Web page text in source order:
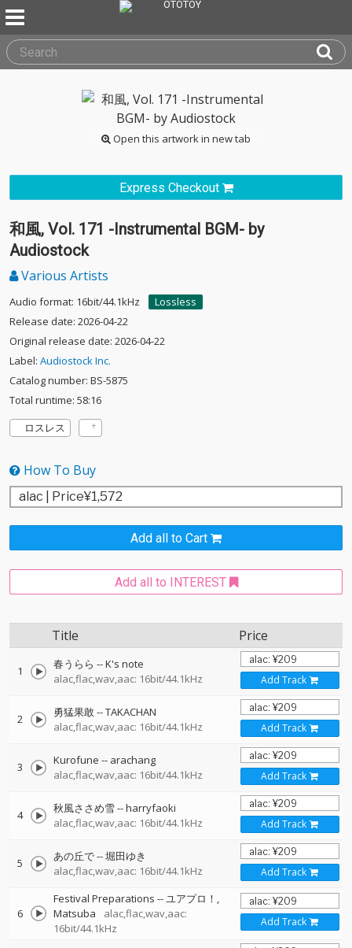
Open this artwork in new tab
Express Checkout
和風, Vol. 171 -Instrumental BGM- by
Audiostock
Various Artists
Audio format: 16bit/44.1kHz
Lossless
Release date: 2026-04-22
Original release date: 2026-04-22
Label: Audiostock Inc.
Catalog number: BS-5875
Total runtime: 58:16
ロスレス
How To Buy
Add all to Cart
Add all to INTEREST
Title Price
1 春うらら --K's note
alac,flac,wav,aac: 16bit/44.1kHz
Add Track
2 勇猛果敢--TAKACHAN
alac,flac,wav,aac: 16bit/44.1kHz
Add Track
3 Kurofune -- arachang
alac,flac,wav,aac: 16bit/44.1kHz
Add Track
4 秋風ささめ雪--harryfaoki
alac,flac,wav,aac: 16bit/44.1kHz
Add Track
5 あの丘で--堀田ゆき
alac,flac,wav,aac: 16bit/44.1kHz
Add Track
6
Festival Preparations --ユアプロ！
Matsuba
alac,flac,wav,aac:
16bit/44.1kHz
Add Track